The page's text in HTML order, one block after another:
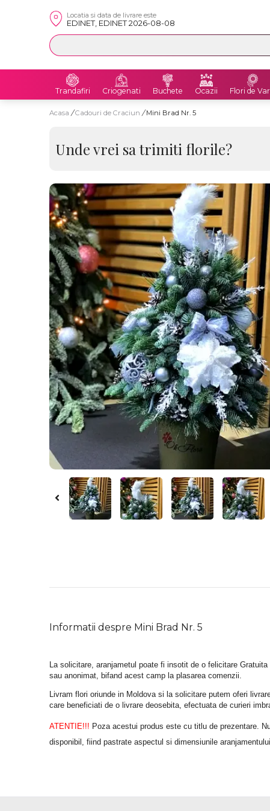
Locatia si data de livrare este
EDINET, EDINET 2026-08-08
Trandafiri Criogenati Buchete Ocazii Flori de
Acasa / Cadouri de Craciun / Mini Brad Nr. 5
Unde vrei sa trimiti florile?
Informatii despre Mini Brad Nr. 5
La solicitare, aranjametul poate fi insotit de o felicitare
sau anonimat, bifand acest camp la plasarea comenzii.
Livram flori oriunde in Moldova si la solicitare putem oferi
care beneficiati de o livrare deosebita, efectuata de curieri
ATENTIE!!! Poza acestui produs este cu titlu de prezentare.
disponibil, fiind pastrate aspectul si dimensiunile